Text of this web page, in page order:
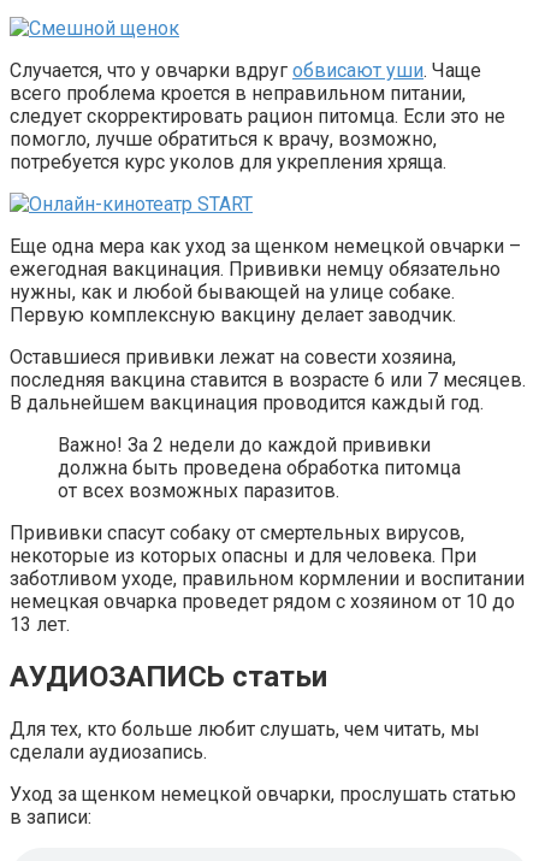
Случается, что у овчарки вдруг обвисают уши. Чаще
всего проблема кроется в неправильном питании,
следует скорректировать рацион питомца. Если это не
помогло, лучше обратиться к врачу, возможно,
потребуется курс уколов для укрепления хряща.
Еще одна мера как уход за щенком немецкой овчарки –
ежегодная вакцинация. Прививки немцу обязательно
нужны, как и любой бывающей на улице собаке.
Первую комплексную вакцину делает заводчик.
Оставшиеся прививки лежат на совести хозяина,
последняя вакцина ставится в возрасте 6 или 7 месяцев.
В дальнейшем вакцинация проводится каждый год.
Важно! За 2 недели до каждой прививки
должна быть проведена обработка питомца
от всех возможных паразитов.
Прививки спасут собаку от смертельных вирусов,
некоторые из которых опасны и для человека. При
заботливом уходе, правильном кормлении и воспитании
немецкая овчарка проведет рядом с хозяином от 10 до
13 лет.
АУДИОЗАПИСЬ статьи
Для тех, кто больше любит слушать, чем читать, мы
сделали аудиозапись.
Уход за щенком немецкой овчарки, прослушать статью
в записи: